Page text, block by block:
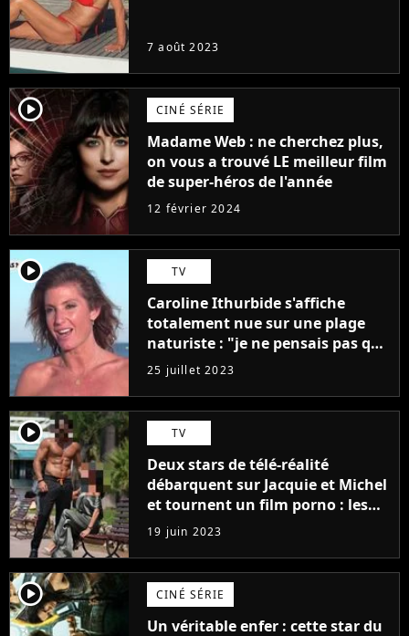
7 août 2023
player2 CINÉ SÉRIE
Madame Web : ne cherchez plus,
on vous a trouvé LE meilleur film
de super-héros de l'année
12 février 2024
player2 TV
Caroline Ithurbide s'affiche
totalement nue sur une plage
naturiste : "je ne pensais pas que
j'arriverais à le faire..."
25 juillet 2023
player2 TV
Deux stars de télé-réalité
débarquent sur Jacquie et Michel
et tournent un film porno : les
premières images du tournage
(exclu)
19 juin 2023
player2 CINÉ SÉRIE
Un véritable enfer : cette star du